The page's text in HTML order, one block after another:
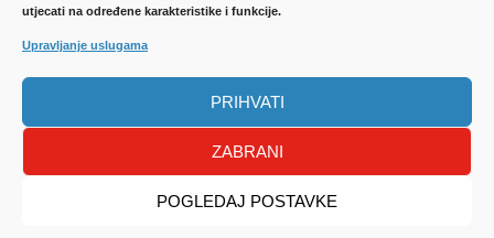
utjecati na određene karakteristike i funkcije.
Upravljanje uslugama
PRIHVATI
ZABRANI
POGLEDAJ POSTAVKE
UVJETI KORIŠTENJA
JAMSTVENI LIST-NAČINI PLAĆANJA-ZAŠTITA
PODATAKA
Sva prava pridržanaAuto Plus| Izrada Web stranica